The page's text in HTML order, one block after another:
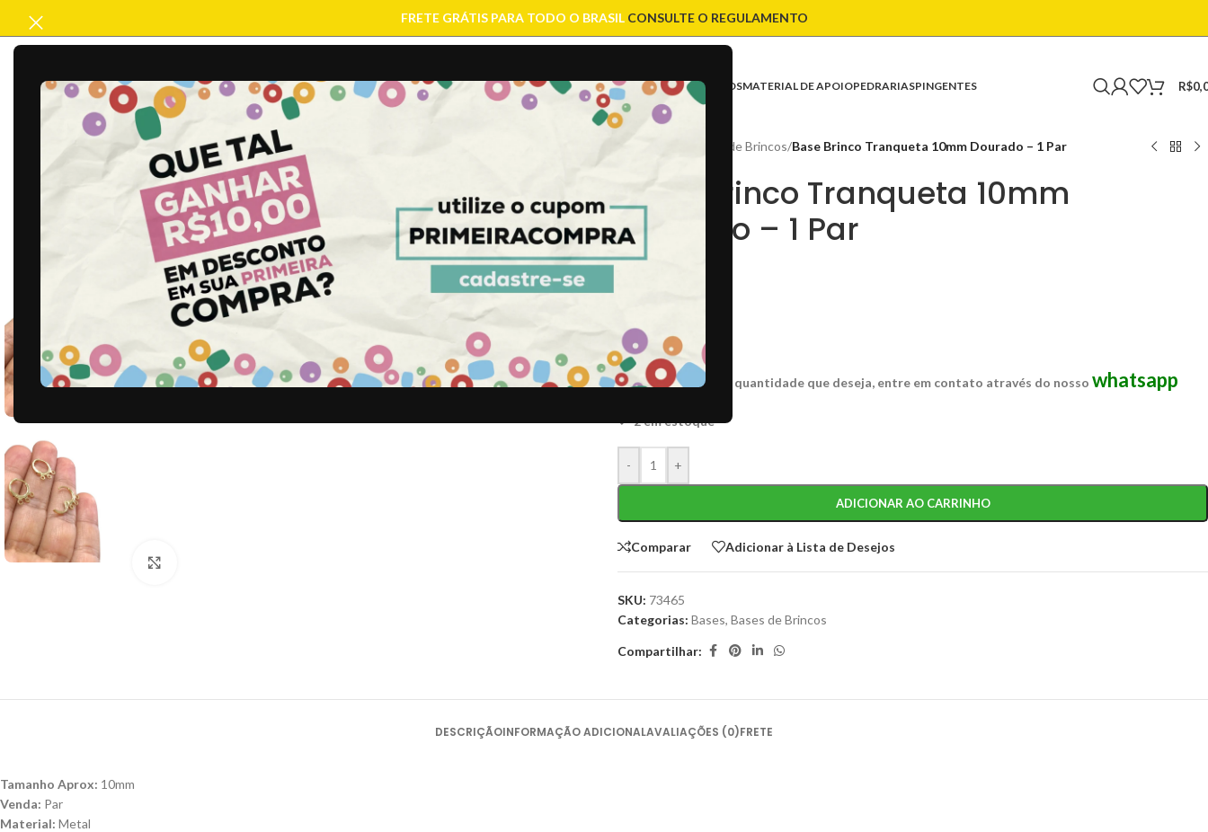
FRETE GRÁTIS PARA TODO O BRASIL CONSULTE O REGULAMENTO
ACABAMENTOARTESANATOBASESCONTAS CORRENTESENTREMEIOSFIOS E CORDÕES FECHOSMATERIAL DE APOIOPEDRARIASPINGENTES R$
Bases de Brincos/Base Brinco Tranqueta 10mm Dourado – 1 Par
Base Brinco Tranqueta 10mm
Dourado – 1 Par
CX:
BDO02
Caso não consiga a quantidade que deseja, entre em contato através do nosso whatsapp
2 em estoque
- +
ADICIONAR AO CARRINHO
Comparar Adicionar à Lista de Desejos
SKU: 73465
Categorias: Bases, Bases de Brincos
Compartilhar:
DESCRIÇÃOINFORMAÇÃO ADICIONALAVALIAÇÕES (0)FRETE
Tamanho Aprox: 10mm
Venda: Par
Material: Metal